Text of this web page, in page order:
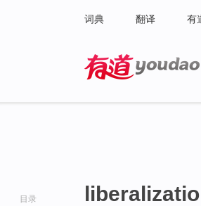
词典 翻译 有
目录